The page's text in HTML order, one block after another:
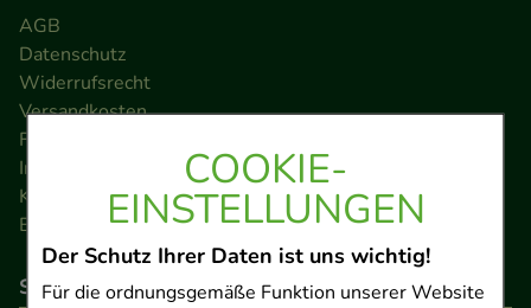
COOKIE-
EINSTELLUNGEN
Der Schutz Ihrer Daten ist uns wichtig!
Für die ordnungsgemäße Funktion unserer Website
AGB
Datenschutz
Widerrufsrecht
Versandkosten
FAQ
Impressum
Kontakt
Barrierefreiheitserklärung
So können Sie bezahlen